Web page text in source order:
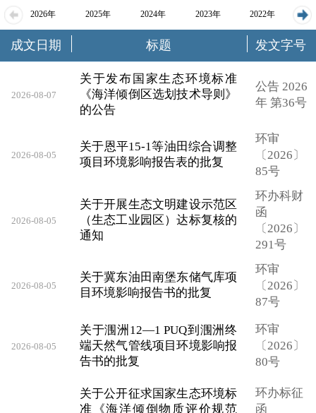
2026年 2025年 2024年 2023年 2022年
2021年 2019年
成文日期 标题 发文字号
2026-08-07
关于发布国家生态环境标准
《海洋倾倒区选划技术导则》
的公告
公告 2026
年 第36号
2026-08-05
关于恩平15-1等油田综合调整
项目环境影响报告表的批复
环审
〔2026〕
85号
2026-08-05
关于开展生态文明建设示范区
（生态工业园区）达标复核的
通知
环办科财
函
〔2026〕
291号
2026-08-05
关于冀东油田南堡东储气库项
目环境影响报告书的批复
环审
〔2026〕
87号
2026-08-05
关于涠洲12—1 PUQ到涠洲终
端天然气管线项目环境影响报
告书的批复
环审
〔2026〕
80号
关于公开征求国家生态环境标
准《海洋倾倒物质评价规范
环办标征
函